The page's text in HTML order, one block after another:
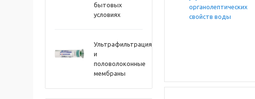
бытовых
условиях
Ультрафильтрация
и
половолоконные
мембраны